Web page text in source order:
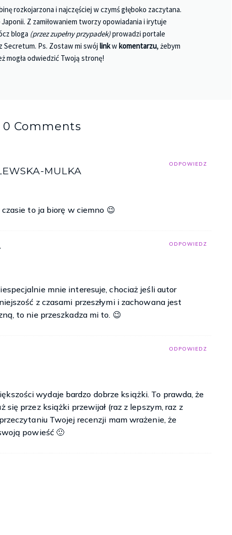
rozkojarzona i najczęściej w czymś głęboko zaczytana.
Z zamiłowaniem tworzy opowiadania i irytuje
bloga (przez zupełny przypadek)prowadzi portale
Secretum. Ps. Zostaw mi swójlinkw komentarzu, żebym
mogła odwiedzić Twoją stronę!
0 Comments
ODPOWIEDZ
MULKA
to ja biorę w ciemno 😉
ODPOWIEDZ
mnie interesuje, chociaż jeśli autor
z czasami przeszłymi i zachowana jest
to nie przeszkadza mi to. 😉
ODPOWIEDZ
wydaje bardzo dobrze książki. To prawda, że
się przez książki przewijał (raz z lepszym, raz z
Twojej recenzji mam wrażenie, że
powieść 🙂